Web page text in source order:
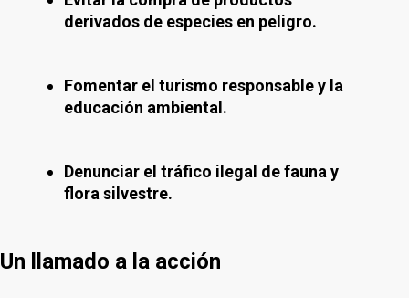
derivados de especies en peligro.
Fomentar el turismo responsable y la
educación ambiental.
Denunciar el tráfico ilegal de fauna y
flora silvestre.
Un llamado a la acción